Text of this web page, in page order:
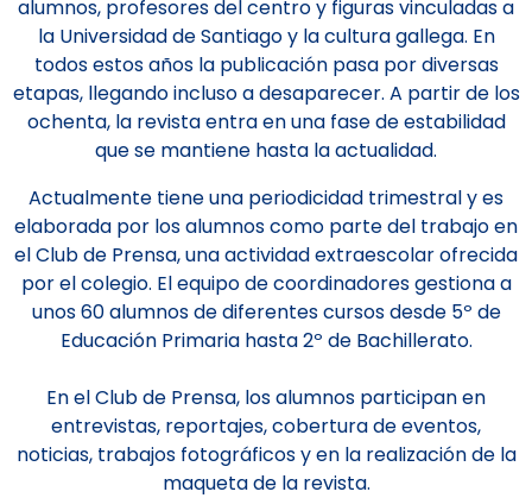
alumnos, profesores del centro y figuras vinculadas a
la Universidad de Santiago y la cultura gallega. En
todos estos años la publicación pasa por diversas
etapas, llegando incluso a desaparecer. A partir de los
ochenta, la revista entra en una fase de estabilidad
que se mantiene hasta la actualidad.
Actualmente tiene una periodicidad trimestral y es
elaborada por los alumnos como parte del trabajo en
el Club de Prensa, una actividad extraescolar ofrecida
por el colegio. El equipo de coordinadores gestiona a
unos 60 alumnos de diferentes cursos desde 5º de
Educación Primaria hasta 2º de Bachillerato.
En el Club de Prensa, los alumnos participan en
entrevistas, reportajes, cobertura de eventos,
noticias, trabajos fotográficos y en la realización de la
maqueta de la revista.